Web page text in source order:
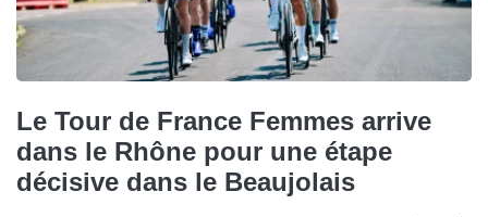
Le Tour de France Femmes arrive
dans le Rhône pour une étape
décisive dans le Beaujolais